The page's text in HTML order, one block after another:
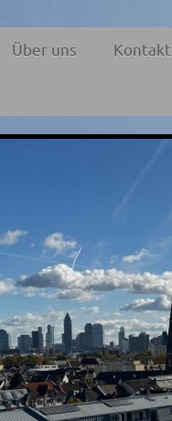
Über uns Kontakt